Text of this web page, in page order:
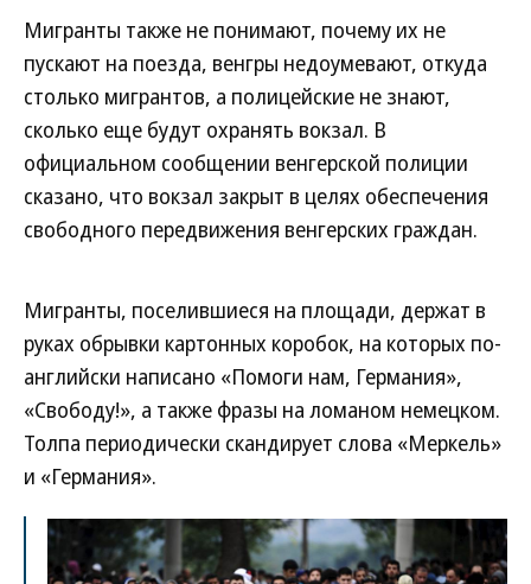
Мигранты также не понимают, почему их не
пускают на поезда, венгры недоумевают, откуда
столько мигрантов, а полицейские не знают,
сколько еще будут охранять вокзал. В
официальном сообщении венгерской полиции
сказано, что вокзал закрыт в целях обеспечения
свободного передвижения венгерских граждан.
Мигранты, поселившиеся на площади, держат в
руках обрывки картонных коробок, на которых по-
английски написано «Помоги нам, Германия»,
«Свободу!», а также фразы на ломаном немецком.
Толпа периодически скандирует слова «Меркель»
и «Германия».